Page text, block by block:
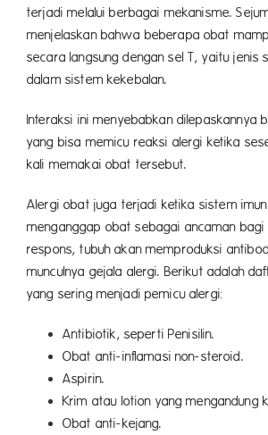
terjadi melalui berbagai mekanisme.
menjelaskan bahwa beberapa obat
secara langsung dengan sel T, yaitu jenis
dalam sistem kekebalan.
Interaksi ini menyebabkan dilepaskannya
yang bisa memicu reaksi alergi ketika
kali memakai obat tersebut.
Alergi obat juga terjadi ketika sistem
menganggap obat sebagai ancaman bagi
respons, tubuh akan memproduksi
munculnya gejala alergi. Berikut adalah
yang sering menjadi pemicu alergi:
Antibiotik, seperti Penisilin.
Obat anti-inflamasi non-steroid.
Aspirin.
Krim atau lotion yang mengandung
Obat anti-kejang.